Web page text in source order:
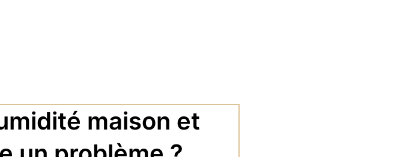
maison et